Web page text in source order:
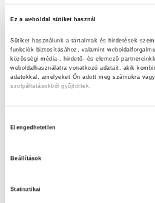
Ez a weboldal sütiket használ
Sütiket használunk a tartalmak és hirdetések
funkciók biztosításához, valamint
közösségi média-, hirdető- és elemező
weboldalhasználatra vonatkozó adatait, akik
adatokkal, amelyeket Ön adott meg számukra
szolgáltatásokból gyűjtöttek.
Elengedhetetlen
Beállítások
Statisztikai
Páran még mindig ellenkeztek.
gyengének. De mások
tanácsait.
Egy napon, amikor egy
földön, nem kiáltott fel.
darabokat, megosztotta őket a
Azt mondják, a fa sose
adott. De talán az emberek
szüksége a Paradicsomnak.